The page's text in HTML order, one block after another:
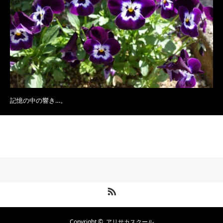
記憶の中の響き…。